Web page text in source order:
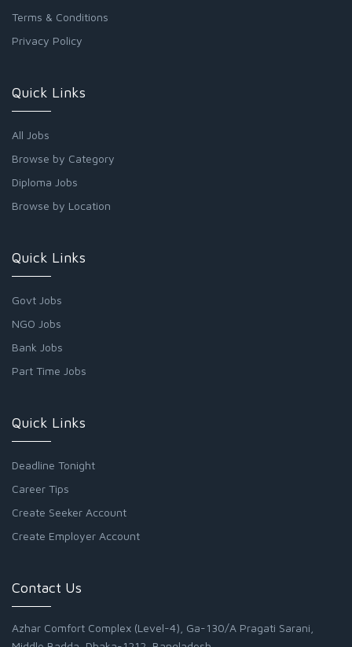
Terms & Conditions
Privacy Policy
Quick Links
All Jobs
Browse by Category
Diploma Jobs
Browse by Location
Quick Links
Govt Jobs
NGO Jobs
Bank Jobs
Part Time Jobs
Quick Links
Deadline Tonight
Career Tips
Create Seeker Account
Create Employer Account
Contact Us
Azhar Comfort Complex (Level-4), Ga-130/A Pragati Sarani,